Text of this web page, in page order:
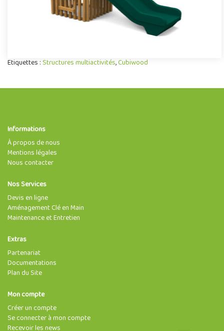
Etiquettes :Structures multiactivités,Cubiwood
Informations
À propos de nous
Mentions légales
Nous contacter
Nos Services
Devis en ligne
Aménagement Clé en Main
Maintenance et Entretien
Extras
Partenariat
Documentations
Plan du Site
Mon compte
Créer un compte
Se connecter à mon compte
Recevoir les news